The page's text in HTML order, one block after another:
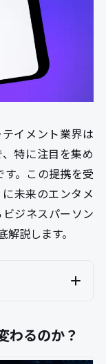
イメント業界は
特に注目を集め
。この提携を受
未来のエンタメ
ジネスパーソン
説します。
るのか？